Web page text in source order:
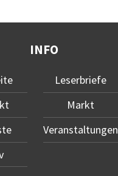
INFO
Leserbriefe
Markt
Veranstaltungen